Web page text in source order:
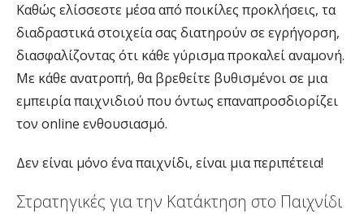
Καθώς ελίσσεστε μέσα από ποικίλες προκλήσεις, τα
διαδραστικά στοιχεία σας διατηρούν σε εγρήγορση,
διασφαλίζοντας ότι κάθε γύρισμα προκαλεί αναμονή.
Με κάθε ανατροπή, θα βρεθείτε βυθισμένοι σε μια
εμπειρία παιχνιδιού που όντως επαναπροσδιορίζει
τον online ενθουσιασμό.
Δεν είναι μόνο ένα παιχνίδι, είναι μια περιπέτεια!
Στρατηγικές για την Κατάκτηση στο Παιχνίδι